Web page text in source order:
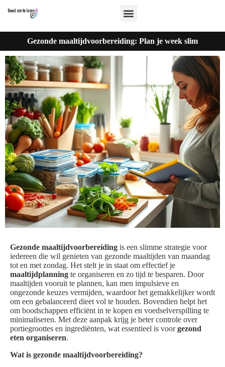
Gezonde maaltijdvoorbereiding: Plan je week slim
Gezonde maaltijdvoorbereiding is een slimme strategie voor
iedereen die wil genieten van gezonde maaltijden van maandag
tot en met zondag. Het stelt je in staat om effectief je
maaltijdplanning te organiseren en zo tijd te besparen. Door
maaltijden vooruit te plannen, kan men impulsieve en
ongezonde keuzes vermijden, waardoor het gemakkelijker wordt
om een gebalanceerd dieet vol te houden. Bovendien helpt het
om boodschappen efficiënt in te kopen en voedselverspilling te
minimaliseren. Met deze aanpak krijg je beter controle over
portiegroottes en ingrediënten, wat essentieel is voorgezond
eten organiseren.
Wat is gezonde maaltijdvoorbereiding?